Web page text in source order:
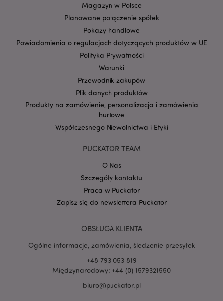
Magazyn w Polsce
Planowane połączenie spółek
Pokazy handlowe
Powiadomienia o regulacjach dotyczących produktów w UE
Polityka Prywatności
Warunki
Przewodnik zakupów
Plik danych produktów
Produkty na zamówienie, personalizacja i zamówienia
hurtowe
Współczesnego Niewolnictwa i Etyki
PUCKATOR TEAM
O Nas
Szczegóły kontaktu
Praca w Puckator
Zapisz się do newslettera Puckator
OBSŁUGA KLIENTA
Ogólne informacje, zamówienia, śledzenie przesyłek
+48 793 053 819
Międzynarodowy: +44 (0) 1579321550
biuro@puckator.pl
form_key
Adobe Inc.